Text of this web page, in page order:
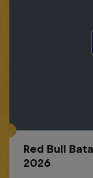
Red Bull
2026